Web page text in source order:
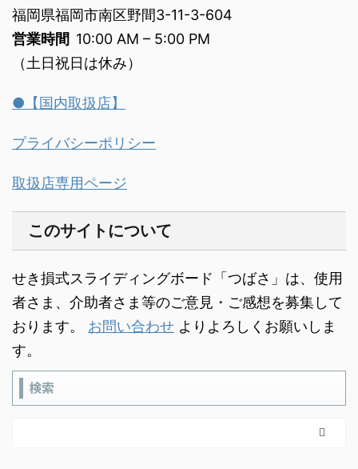
福岡県福岡市南区野間3-11-3-604
営業時間 10:00 AM – 5:00 PM
（土日祝日は休み）
●【国内取扱店】
プライバシーポリシー
取扱店専用ページ
このサイトについて
せき損式スライディングボード「つばさ」は、使用
者さま、介助者さま等のご意見・ご感想を募集して
おります。 お問い合わせ よりよろしくお願いしま
す。
検索